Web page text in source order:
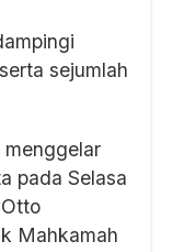
sejumlah
menggelar
pada Selasa
Mahkamah